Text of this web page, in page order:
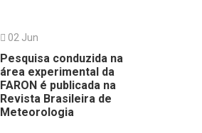
02 Jun
Pesquisa conduzida na
área experimental da
FARON é publicada na
Revista Brasileira de
Meteorologia